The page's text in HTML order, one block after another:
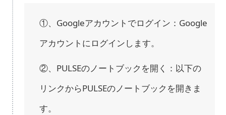
①、Googleアカウントでログイン：Google
アカウントにログインします。
②、PULSEのノートブックを開く：以下の
リンクからPULSEのノートブックを開きま
す。